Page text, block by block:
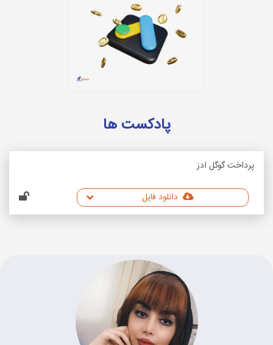
پادکست ها
پرداخت گوگل ادز
دانلود فایل